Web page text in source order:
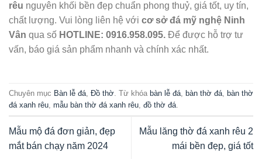
rêu nguyên khối bền đẹp chuẩn phong thuỷ, giá tốt, uy tín,
chất lượng. Vui lòng liên hệ với cơ sở đá mỹ nghệ Ninh
Vân qua số HOTLINE: 0916.958.095. Để được hỗ trợ tư
vấn, báo giá sản phẩm nhanh và chính xác nhất.
Chuyên mục Bàn lễ đá Đồ thờ . Từ khóa bàn lễ đá bàn thờ đá bàn thờ
đá xanh rêu mẫu bàn thờ đá xanh rêu đồ thờ đá
Mẫu mộ đá đơn giản, đẹp
mắt bán chạy năm 2024
Mẫu lăng thờ đá xanh rêu 2
mái bền đẹp, giá tốt